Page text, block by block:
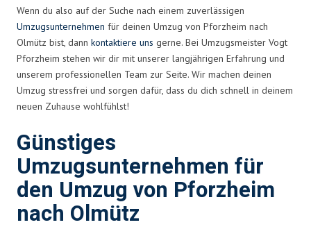
Wenn du also auf der Suche nach einem zuverlässigen
Umzugsunternehmen für deinen Umzug von Pforzheim nach
Olmütz bist, dann kontaktiere uns gerne. Bei Umzugsmeister Vogt
Pforzheim stehen wir dir mit unserer langjährigen Erfahrung und
unserem professionellen Team zur Seite. Wir machen deinen
Umzug stressfrei und sorgen dafür, dass du dich schnell in deinem
neuen Zuhause wohlfühlst!
Günstiges
Umzugsunternehmen für
den Umzug von Pforzheim
nach Olmütz